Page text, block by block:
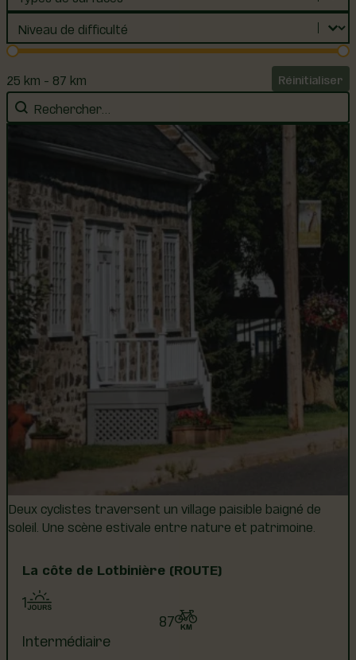
Sélectionnez le contenu
25 km - 87 km Réinitialiser
Rechercher
Deux cyclistes traversent un village paisible baigné de
soleil. Une scène estivale entre nature et patrimoine.
La côte de Lotbinière (ROUTE)
1
87
Intermédiaire